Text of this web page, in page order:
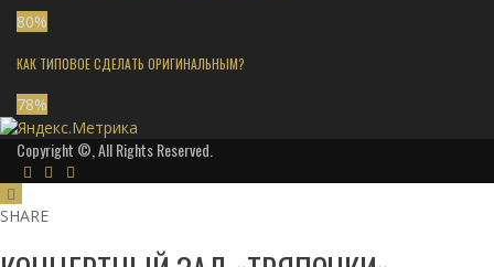
80%
КАК ТИПОВОЕ СДЕЛАТЬ ОРИГИНАЛЬНЫМ?
78%
Copyright ©, All Rights Reserved.
SHARE